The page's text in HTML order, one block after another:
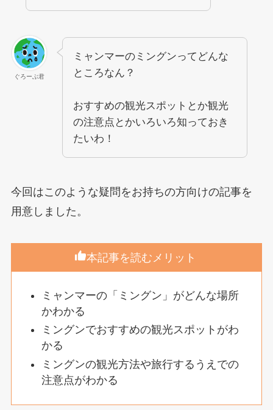
ぐろーぶ君
ミャンマーのミングンってどんな
ところなん？
おすすめの観光スポットとか観光
の注意点とかいろいろ知っておき
たいわ！
今回はこのような疑問をお持ちの方向けの記事を
用意しました。
本記事を読むメリット
ミャンマーの「ミングン」がどんな場所
かわかる
ミングンでおすすめの観光スポットがわ
かる
ミングンの観光方法や旅行するうえでの
注意点がわかる